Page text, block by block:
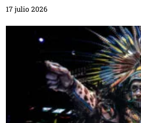
17 julio 2026